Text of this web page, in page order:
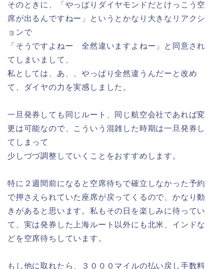
そのときに、「やっぱりダイヤモンドだとけっこう空
席が出るんですねー」というとかなり大きなリアクシ
ョンで
「そうですよねー 全然違いますよねー」と同意され
てしまいまして、
私としては、あ、、やっぱり全然違うんだーと改め
て、ダイヤの力を実感しました。
一旦発券しても同じルート、同じ航空会社であれば変
更は可能なので、こういう混雑した時期は一旦発券し
てしまって
少しづづ調整していくことをおすすめします。
特に２週間前になると空席待ちで確立しなかった予約
で押さえられていた座席が戻ってくるので、かなり動
きがあると思います。私もその日を楽しみに待ってい
て、実は発券した上海ルート以外にも北米、インドな
どを空席待ちしています。
もし他に取れたら、３０００マイルの払い戻し手数料